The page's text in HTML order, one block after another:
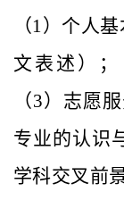
（1）个人
文表述）；
（3）志愿
专业的认识
学科交叉前